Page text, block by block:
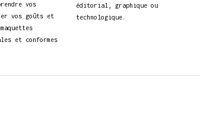
vos
vos goûts et
et conformes
éditorial, graphique ou
technologique.